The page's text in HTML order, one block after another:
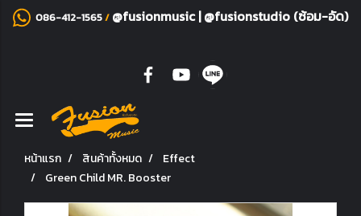
086-412-1565/ @fusionmusic|@fusionstudio (ซ้อม-อัด)
หน้าแรก สินค้าทั้งหมด
Effect
Green Child MR. Booster